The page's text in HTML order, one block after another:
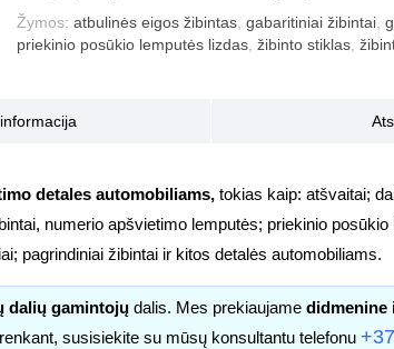
Žymos: atbulinės eigos žibintas gabaritiniai žibintai
priekinio posūkio lemputės lizdas žibinto stiklas
detales automobiliams, tokias kaip: atšvaitai;
numerio apšvietimo lemputės; priekinio
pagrindiniai žibintai ir kitos detalės automobiliams.
dalių gamintojų dalis. Mes prekiaujame didmenine
susisiekite su mūsų konsultantu telefonu